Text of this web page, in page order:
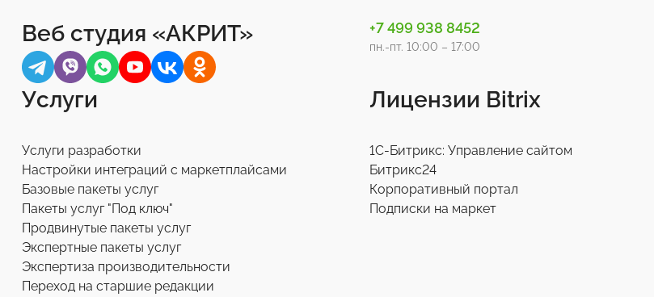
Веб студия «АКРИТ» +7 499 938 8452
пн.-пт. 10:00 – 17:00
Услуги
Услуги разработки
Настройки интеграций с маркетплайсами
Базовые пакеты услуг
Пакеты услуг "Под ключ"
Продвинутые пакеты услуг
Экспертные пакеты услуг
Экспертиза производительности
Переход на старшие редакции
Лицензии Bitrix
1С-Битрикс: Управление сайтом
Битрикс24
Корпоративный портал
Подписки на маркет